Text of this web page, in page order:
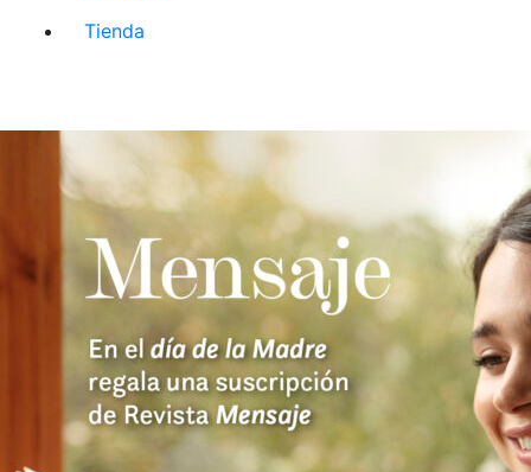
Tienda